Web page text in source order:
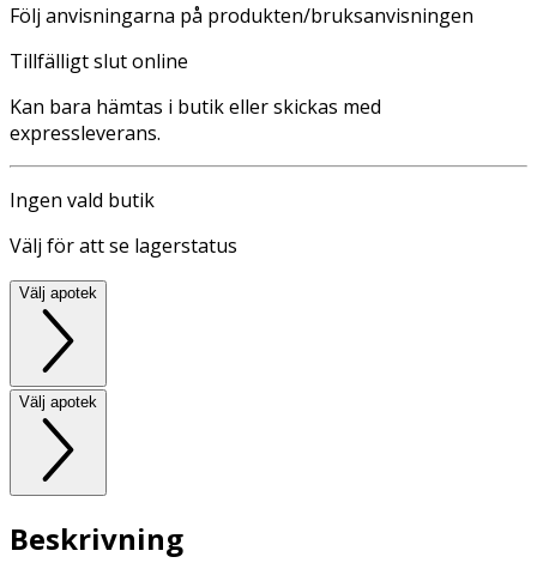
Följ anvisningarna på produkten/bruksanvisningen
Tillfälligt slut online
Kan bara hämtas i butik eller skickas med
expressleverans.
Ingen vald butik
Välj för att se lagerstatus
Välj apotek
Välj apotek
Beskrivning